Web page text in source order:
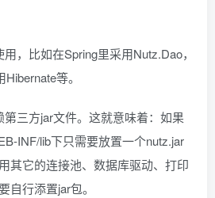
，比如在Spring里采用Nutz.Dao，
等。
三方jar文件。这就意味着：如果
INF/lib下只需要放置一个nutz.jar
其它的连接池、数据库驱动、打印
自行添置jar包。